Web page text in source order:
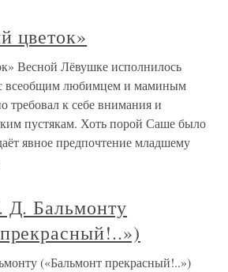
цветок»
Весной Лёвушке исполнилось
всеобщим любимцем и маминым
требовал к себе внимания и
пустякам. Хоть порой Саше было
явное предпочтение младшему
Д. Бальмонту
(«Бальмонт прекрасный!..»)